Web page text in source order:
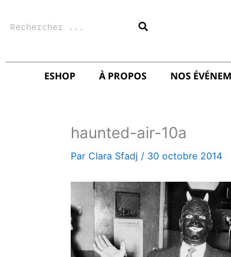
ESHOP À PROPOS NOS
haunted-air-10a
Par Clara Sfadj / 30 octobre 2014